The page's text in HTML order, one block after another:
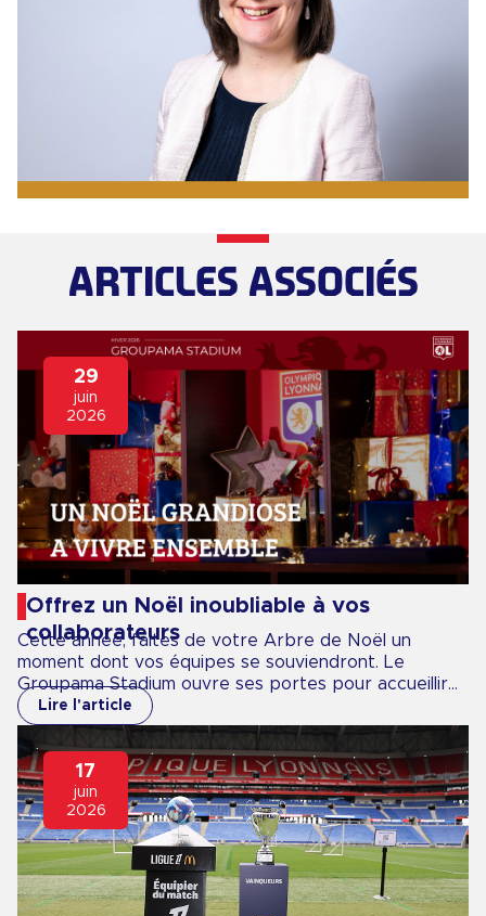
ARTICLES ASSOCIÉS
Offrez un Noël inoubliable à vos
collaborateurs
29
juin
2026
Cette année, faites de votre Arbre de Noël un
moment dont vos équipes se souviendront. Le
Groupama Stadium ouvre ses portes pour accueillir
vos salariés et leurs familles dans un cadre
spectaculaire, le temps d'une soirée de fêtes pensée
pour petits et grands.
Lire l'article
17
juin
2026